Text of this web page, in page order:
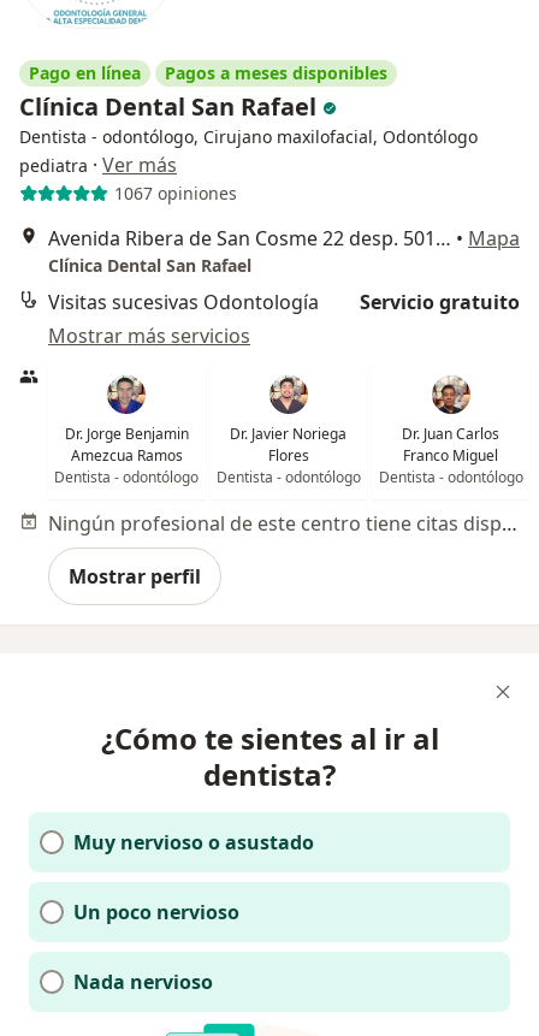
Pago en línea Pagos a meses disponibles
Clínica Dental San Rafael
Dentista - odontólogo, Cirujano maxilofacial, Odontólogo
pediatra · Ver más
1067 opiniones
Avenida Ribera de San Cosme 22 desp. 501,San rafael, Ciudad de mexico,ciudad de méxico,México, Cuauhtémoc • Mapa
Clínica Dental San Rafael
Visitas sucesivas Odontología
Servicio gratuito
Mostrar más servicios
Dr. Jorge Benjamin
Amezcua Ramos
Dentista - odontólogo
Dr. Javier Noriega
Flores
Dentista - odontólogo
Dr. Juan Carlos
Franco Miguel
Dentista - odontólogo
Ningún profesional de este centro tiene citas disponibles
Mostrar perfil
¿Cómo te sientes al ir al
dentista?
Muy nervioso o asustado
Un poco nervioso
Nada nervioso